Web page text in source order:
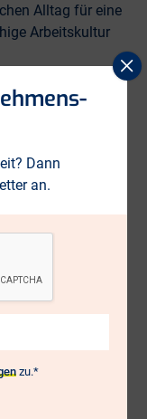
Alltag für eine
Arbeitskultur
kostenfrei
derzeit nicht
neuen
Dann
an.
zu.*